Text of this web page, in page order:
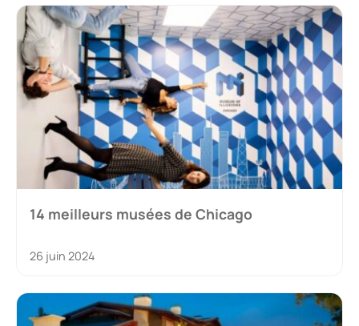
14 meilleurs musées de Chicago
26 juin 2024